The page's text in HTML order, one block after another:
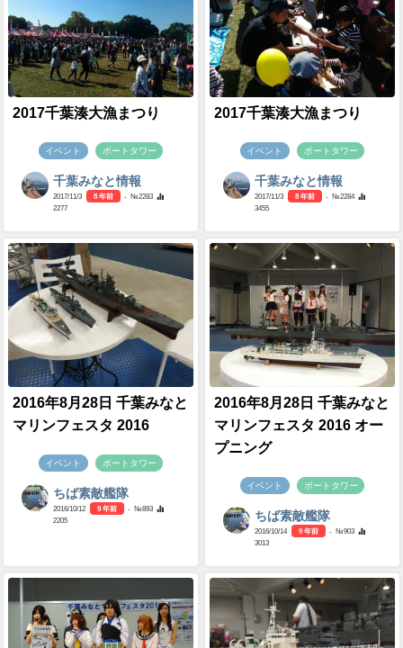
2017千葉湊大漁まつり
イベント ポートタワー
千葉みなと情報
2017/11/3 8 年前
- №2283
2277
2017千葉湊大漁まつり
イベント ポートタワー
千葉みなと情報
2017/11/3 8 年前
- №2284
3455
2016年8月28日 千葉みなと
マリンフェスタ 2016
イベント ポートタワー
ちば素敵艦隊
2016/10/12 9 年前
- №893
2205
2016年8月28日 千葉みなと
マリンフェスタ 2016 オー
プニング
イベント ポートタワー
ちば素敵艦隊
2016/10/14 9 年前
- №903
3013